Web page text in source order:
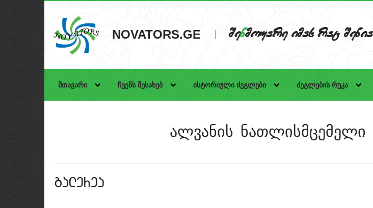
NOVATORS.GE Senmouare imas rac Senia
მთავარი ჩვენს შესახებ ისტორიული ძეგლები ძეგლების რუკა
ალვანის ნათლისმცემელი
galerea